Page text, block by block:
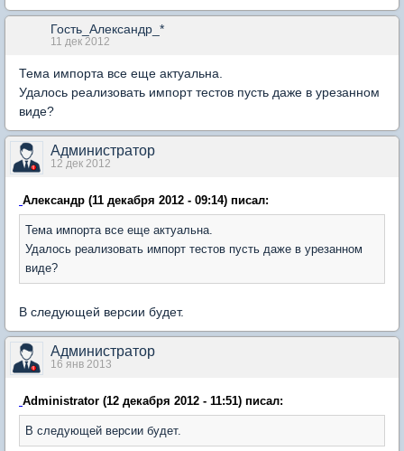
Гость_Александр_*
11 дек 2012
Тема импорта все еще актуальна.
Удалось реализовать импорт тестов пусть даже в урезанном
виде?
Администратор
12 дек 2012
Александр (11 декабря 2012 - 09:14) писал:
Тема импорта все еще актуальна.
Удалось реализовать импорт тестов пусть даже в урезанном
виде?
В следующей версии будет.
Администратор
16 янв 2013
Administrator (12 декабря 2012 - 11:51) писал:
В следующей версии будет.